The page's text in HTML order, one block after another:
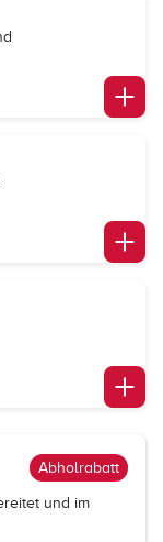
Abholrabatt
und im